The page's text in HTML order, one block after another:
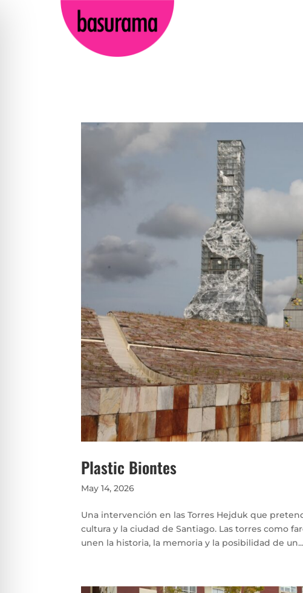
Plastic Biontes
May 14, 2026
Una intervención en las Torres Hejduk que
cultura y la ciudad de Santiago. Las torres como
unen la historia, la memoria y la posibilidad de un...